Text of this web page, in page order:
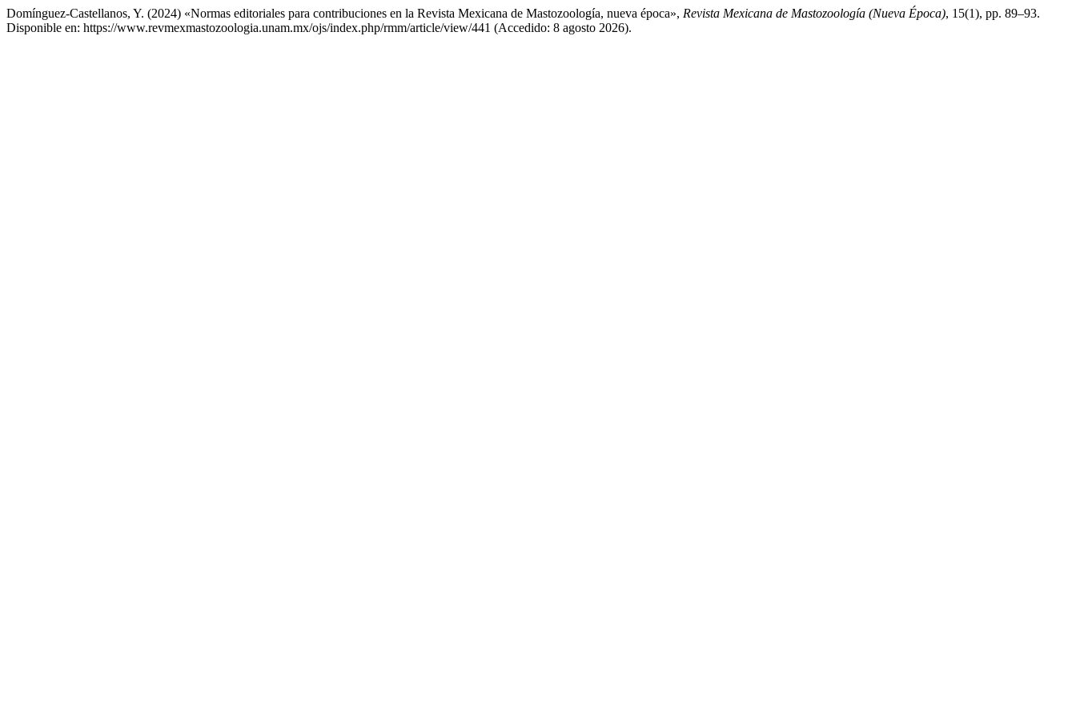
Domínguez-Castellanos, Y. (2024) «Normas editoriales para contribuciones en la Revista Mexicana de Mastozoología, nueva época», Revista Mexicana de Mastozoología (Nueva Época), 15(1), pp. 89–93.
Disponible en: https://www.revmexmastozoologia.unam.mx/ojs/index.php/rmm/article/view/441 (Accedido: 8 agosto 2026).